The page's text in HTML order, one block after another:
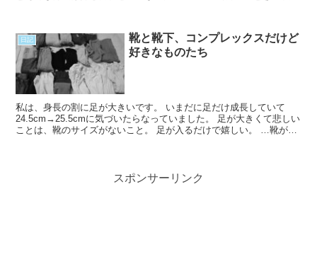
日記
靴と靴下、コンプレックスだけど
好きなものたち
私は、身長の割に足が大きいです。 いまだに足だけ成長していて
24.5cm→25.5cmに気づいたらなっていました。 足が大きくて悲しい
ことは、靴のサイズがないこと。 足が入るだけで嬉しい。 …靴が
スポンサーリンク